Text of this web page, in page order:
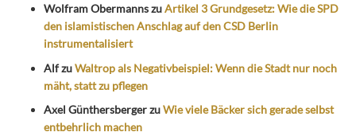
Wolfram ObermannszuArtikel 3 Grundgesetz: Wie die SPD
den islamistischen Anschlag auf den CSD Berlin
instrumentalisiert
AlfzuWaltrop als Negativbeispiel: Wenn die Stadt nur noch
mäht, statt zu pflegen
Axel GünthersbergerzuWie viele Bäcker sich gerade selbst
entbehrlich machen